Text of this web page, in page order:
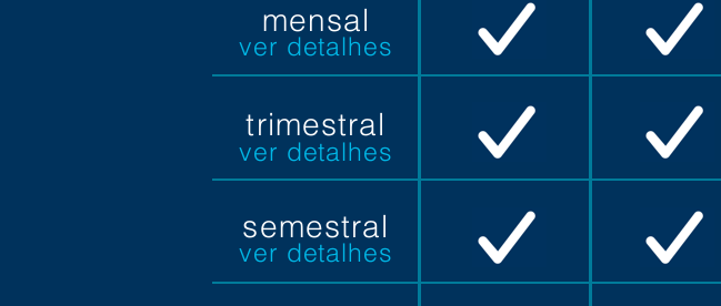
ver detalhes
ver detalhes
ver detalhes
mensal
trimestral
semestral